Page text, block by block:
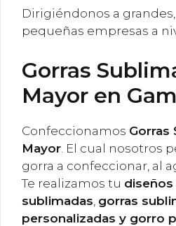
Dirigiéndonos a
pequeñas empresas a
Gorras
Mayor en
Confeccionamos Gorras
Mayor . El cual nosotros
gorra a confeccionar, al
Te realizamos tu
sublimadas gorras
personalizadas y gorro